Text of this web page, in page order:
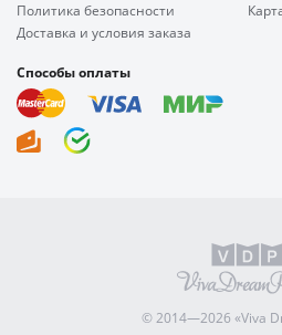
Политика безопасности
Доставка и условия заказа
Способы оплаты
© 2014—2026 «Viva